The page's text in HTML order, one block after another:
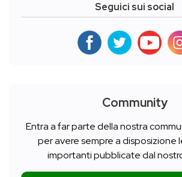
Seguici sui social
Community
Entra a far parte della nostra
per avere sempre a disposizione
importanti pubblicate dal